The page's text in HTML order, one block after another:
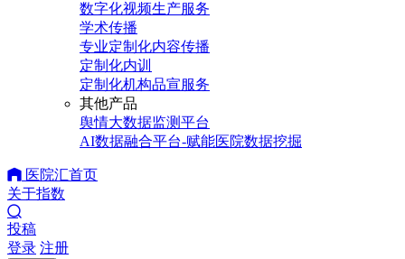
数字化视频生产服务
学术传播
专业定制化内容传播
定制化内训
定制化机构品宣服务
其他产品
舆情大数据监测平台
AI数据融合平台-赋能医院数据挖掘
医院汇首页
关于指数
投稿
登录 注册